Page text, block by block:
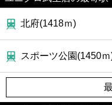
北府(1418ｍ)
スポーツ公園(1450